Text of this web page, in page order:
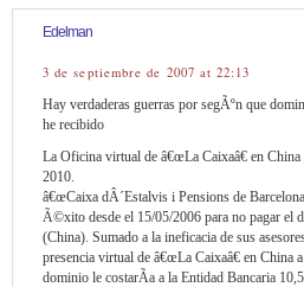
Edelman
3 de septiembre de 2007 at 22:13
Hay verdaderas guerras por segÃºn que
he recibido
La Oficina virtual de â€œLa Caixaâ€ en China
2010.
â€œCaixa dÂ´Estalvis i Pensions de
Ã©xito desde el 15/05/2006 para no pagar el
(China). Sumado a la ineficacia de sus
presencia virtual de â€œLa Caixaâ€ en China
dominio le costarÃ­a a la Entidad Bancaria